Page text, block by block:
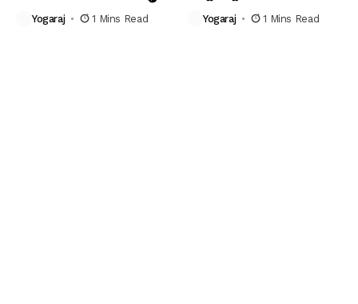
Yogaraj 1 Mins Read Yogaraj 1 Mins Read